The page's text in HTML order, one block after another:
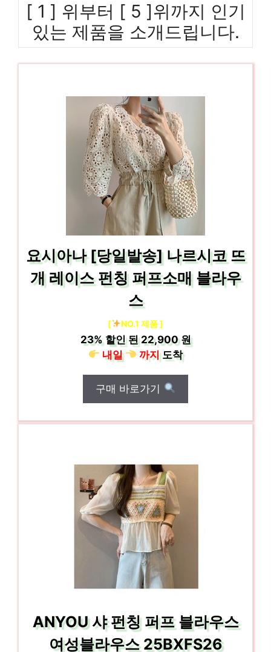
[ 1 ] 위부터 [ 5 ]위까지 인기
있는 제품을 소개드립니다.
요시아나 [당일발송] 나르시코 뜨
개 레이스 펀칭 퍼프소매 블라우
스
[ NO.1 제품 ]
23%할인 된22,900 원
내일
까지도착
구매 바로가기
ANYOU 샤 펀칭 퍼프 블라우스
여성블라우스 25BXFS26